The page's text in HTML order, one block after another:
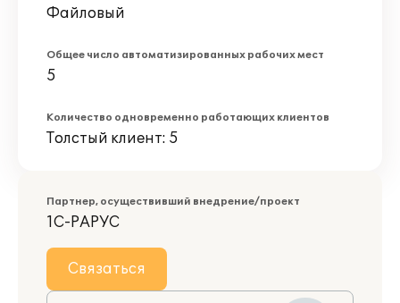
Файловый
Общее число автоматизированных рабочих мест
5
Количество одновременно работающих клиентов
Толстый клиент: 5
Партнер, осуществивший внедрение/проект
1С-РАРУС
Связаться